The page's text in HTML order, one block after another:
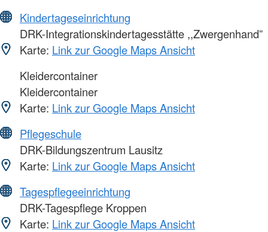
Kindertageseinrichtung
DRK-Integrationskindertagesstätte ,,Zwergenhand”
Karte: Link zur Google Maps Ansicht
Kleidercontainer
Kleidercontainer
Karte: Link zur Google Maps Ansicht
Pflegeschule
DRK-Bildungszentrum Lausitz
Karte: Link zur Google Maps Ansicht
Tagespflegeeinrichtung
DRK-Tagespflege Kroppen
Karte: Link zur Google Maps Ansicht